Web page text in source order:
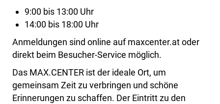
9:00 bis 13:00 Uhr
14:00 bis 18:00 Uhr
Anmeldungen sind online auf maxcenter.at oder
direkt beim Besucher-Service möglich.
Das MAX.CENTER ist der ideale Ort, um
gemeinsam Zeit zu verbringen und schöne
Erinnerungen zu schaffen. Der Eintritt zu den